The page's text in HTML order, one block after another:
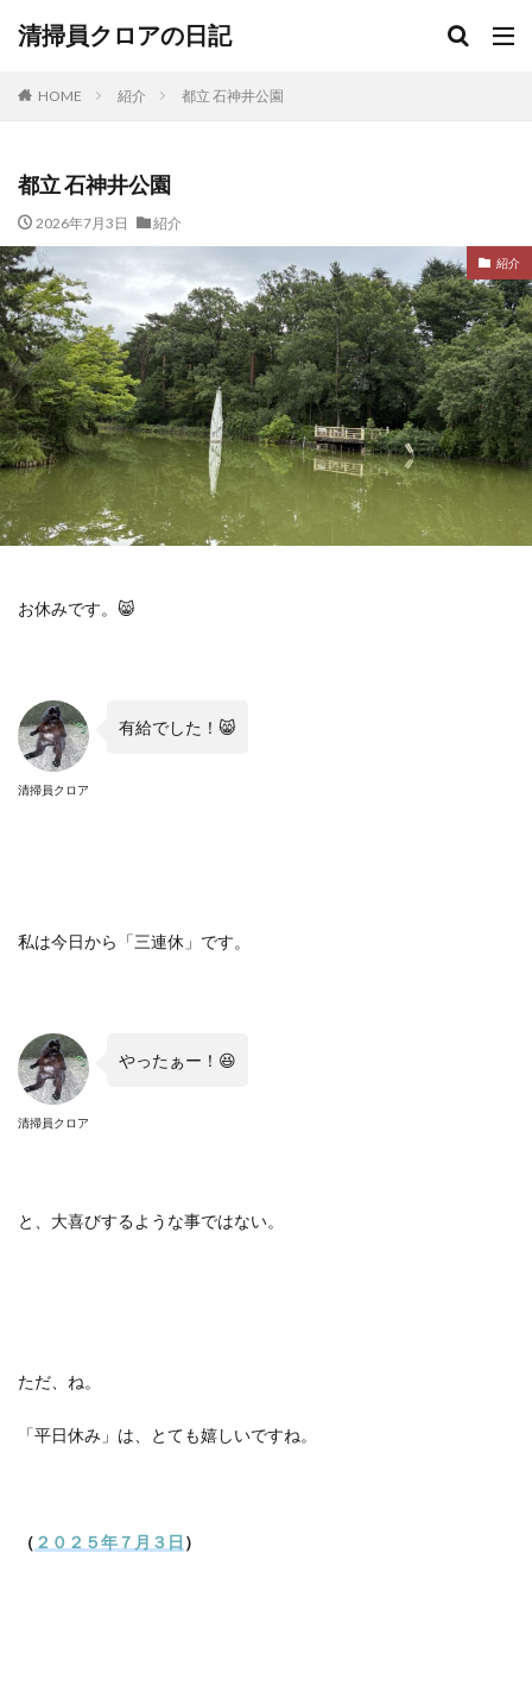
清掃員クロアの日記
HOME 紹介 都立 石神井公園
都立 石神井公園
2026年7月3日 紹介
紹介
お休みです。😸
清掃員クロア
有給でした！😸
私は今日から「三連休」です。
清掃員クロア
やったぁー！😆
と、大喜びするような事ではない。
ただ、ね。
「平日休み」は、とても嬉しいですね。
（ ２０２５年７月３日 ）